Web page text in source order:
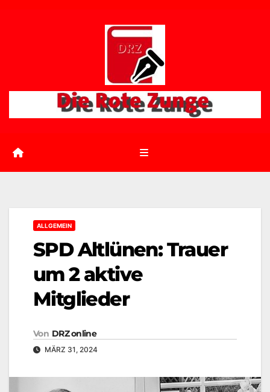
ALLGEMEIN
SPD Altlünen: Trauer
um 2 aktive
Mitglieder
Von DRZ online
MÄRZ 31, 2024